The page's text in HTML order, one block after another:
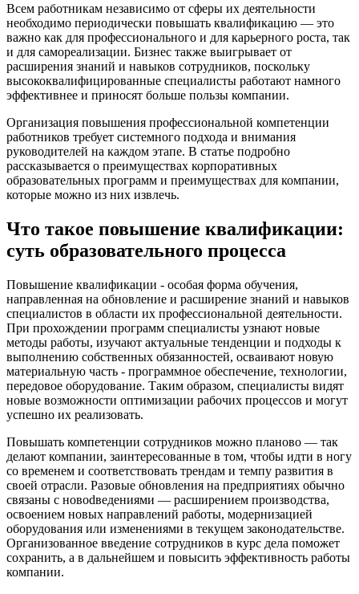
Всем работникам независимо от сферы их деятельности
необходимо периодически повышать квалификацию — это
важно как для профессионального и для карьерного роста, так
и для самореализации. Бизнес также выигрывает от
расширения знаний и навыков сотрудников, поскольку
высококвалифицированные специалисты работают намного
эффективнее и приносят больше пользы компании.
Организация повышения профессиональной компетенции
работников требует системного подхода и внимания
руководителей на каждом этапе. В статье подробно
рассказывается о преимуществах корпоративных
образовательных программ и преимуществах для компании,
которые можно из них извлечь.
Что такое повышение квалификации:
суть образовательного процесса
Повышение квалификации - особая форма обучения,
направленная на обновление и расширение знаний и навыков
специалистов в области их профессиональной деятельности.
При прохождении программ специалисты узнают новые
методы работы, изучают актуальные тенденции и подходы к
выполнению собственных обязанностей, осваивают новую
материальную часть - программное обеспечение, технологии,
передовое оборудование. Таким образом, специалисты видят
новые возможности оптимизации рабочих процессов и могут
успешно их реализовать.
Повышать компетенции сотрудников можно планово — так
делают компании, заинтересованные в том, чтобы идти в ногу
со временем и соответствовать трендам и темпу развития в
своей отрасли. Разовые обновления на предприятиях обычно
связаны с новоdведениями — расширением производства,
освоением новых направлений работы, модернизацией
оборудования или изменениями в текущем законодательстве.
Организованное введение сотрудников в курс дела поможет
сохранить, а в дальнейшем и повысить эффективность работы
компании.